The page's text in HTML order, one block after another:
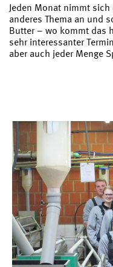
Jeden Monat nimmt
anderes Thema an und
Butter – wo kommt das
sehr interessanter
aber auch jeder Menge